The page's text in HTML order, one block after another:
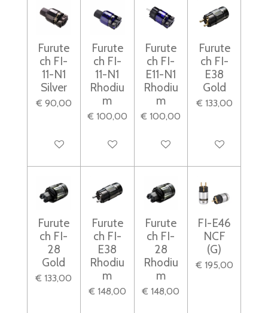
Furute
ch FI-
11-N1
Silver
€ 90,00
In winkelwagen
Furute
ch FI-
11-N1
Rhodiu
m
€ 100,00
In winkelwagen
Furute
ch FI-
E11-N1
Rhodiu
m
€ 100,00
In winkelwagen
Furute
ch FI-
E38
Gold
€ 133,00
In winkelwagen
Furute
ch FI-
28
Gold
€ 133,00
Furute
ch FI-
E38
Rhodiu
m
€ 148,00
Furute
ch FI-
28
Rhodiu
m
€ 148,00
FI-E46
NCF
(G)
€ 195,00